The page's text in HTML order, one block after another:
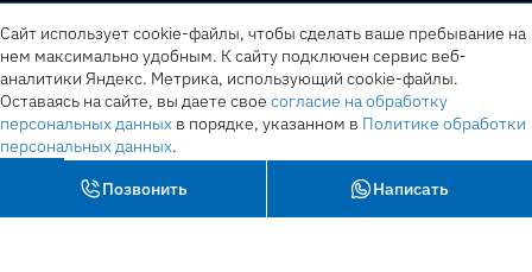
Позвонить Написать
Сайт использует cookie-файлы, чтобы сделать ваше пребывание на
нем максимально удобным. К cайту подключен сервис веб-
аналитики Яндекс. Метрика, использующий cookie-файлы.
Оставаясь на сайте, вы даете свое согласие на обработку
персональных данных в порядке, указанном в Политике обработки
персональных данных.